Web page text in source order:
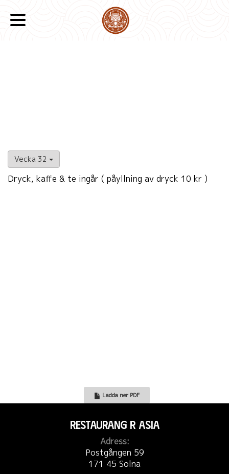
Vecka 32
Dryck, kaffe & te ingår ( påyllning av dryck 10 kr )
man skall kunna välja det man själv tycker
Ladda ner PDF
Restaurang R Asia
Adress:
Postgången 59
171 45 Solna